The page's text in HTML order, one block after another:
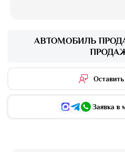
АВТОМОБИЛЬ
Оставить
Заявка в